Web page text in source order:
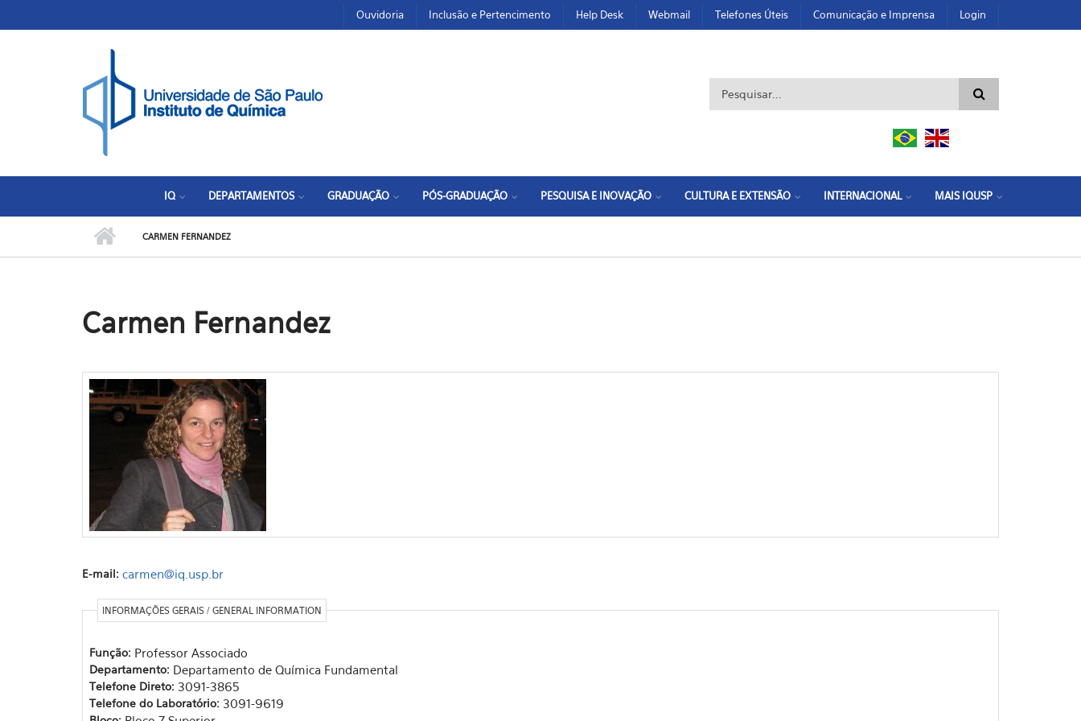
Ouvidoria Inclusão e Pertencimento Help Desk Webmail Telefones Úteis Comunicação e Imprensa Login
Formulário de busca
IQ DEPARTAMENTOS GRADUAÇÃO PÓS-GRADUAÇÃO PESQUISA E INOVAÇÃO CULTURA E EXTENSÃO INTERNACIONAL MAIS IQUSP
CARMEN FERNANDEZ
Carmen Fernandez
E-mail: carmen@iq.usp.br
INFORMAÇÕES GERAIS / GENERAL INFORMATION
Função: Professor Associado
Departamento: Departamento de Química Fundamental
Telefone Direto: 3091-3865
Telefone do Laboratório: 3091-9619